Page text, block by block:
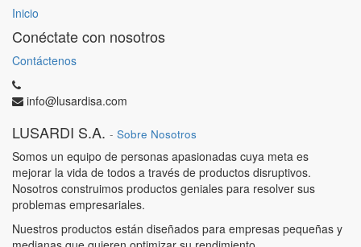
Inicio
Conéctate con nosotros
Contáctenos
info@lusardisa.com
LUSARDI S.A. - Sobre Nosotros
Somos un equipo de personas apasionadas cuya meta es
mejorar la vida de todos a través de productos disruptivos.
Nosotros construimos productos geniales para resolver sus
problemas empresariales.
Nuestros productos están diseñados para empresas pequeñas y